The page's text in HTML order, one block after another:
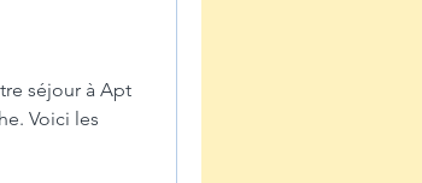
séjour à Apt
Voici les